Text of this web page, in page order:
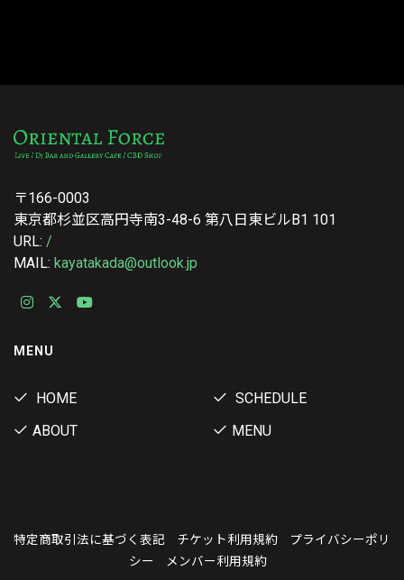
〒166-0003
東京都杉並区高円寺南3-48-6 第八日東ビルB1 101
URL: /
MAIL: kayatakada@outlook.jp
MENU
HOME
SCHEDULE
ABOUT
MENU
特定商取引法に基づく表記 チケット利用規約
プライバシーポリ
シー
メンバー利用規約